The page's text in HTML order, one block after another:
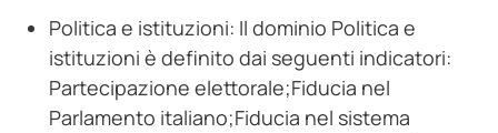
Politica e istituzioni: Il dominio Politica e
istituzioni è definito dai seguenti indicatori:
Partecipazione elettorale;Fiducia nel
Parlamento italiano;Fiducia nel sistema